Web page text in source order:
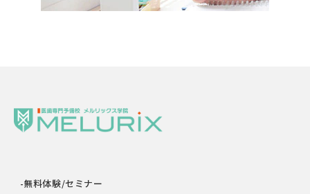
-無料体験/セミナー